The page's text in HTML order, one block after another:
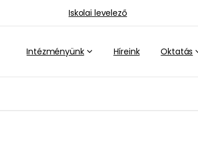
Iskolai levelező
Intézményünk Híreink Oktatás